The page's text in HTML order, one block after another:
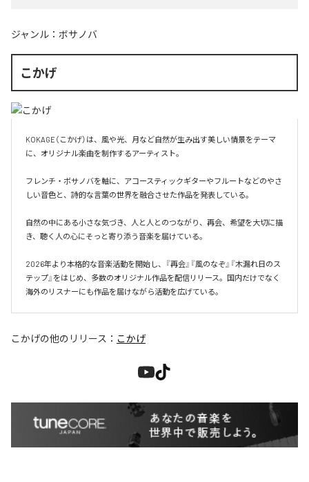
ジャンル： ボサノバ
こかげ
KOKAGE（こかげ）は、風や光、月など自然が生み出す美しい情景をテーマ
に、オリジナル楽曲を制作するアーティスト。
フレンチ・ボサノバを軸に、アコースティックギターやフルートなどのやさ
しい音色と、詩的な言葉の世界を融合させた作品を発表している。
自然の中にある小さな気づき、人と人とのつながり、再会、希望を大切に描
き、聴く人の心にそっと寄り添う音楽を届けている。
2026年より本格的な音楽活動を開始し、『再会』『風のなぞ』『木漏れ日のス
テップ』をはじめ、多数のオリジナル作品を配信リリース。国内だけでなく
海外のリスナーにも作品を届けながら活動を広げている。
こかげの他のリリース： こかげ